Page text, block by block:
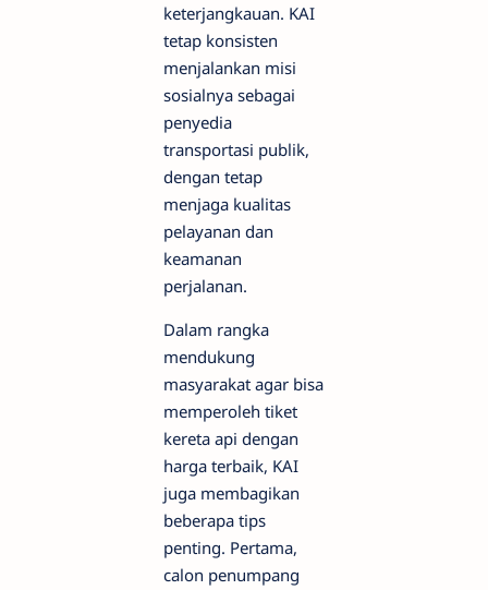
keterjangkauan. KAI
tetap konsisten
menjalankan misi
sosialnya sebagai
penyedia
transportasi publik,
dengan tetap
menjaga kualitas
pelayanan dan
keamanan
perjalanan.
Dalam rangka
mendukung
masyarakat agar bisa
memperoleh tiket
kereta api dengan
harga terbaik, KAI
juga membagikan
beberapa tips
penting. Pertama,
calon penumpang